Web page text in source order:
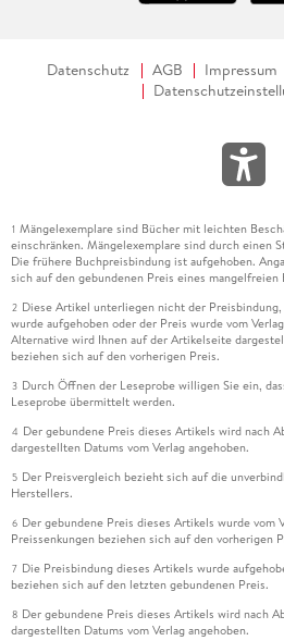
Datenschutz AGB Impressum
1 Mängelexemplare sind Bücher mit leichten
einschränken. Mängelexemplare sind durch einen
Die frühere Buchpreisbindung ist aufgehoben.
sich auf den gebundenen Preis eines mangelfreien
2 Diese Artikel unterliegen nicht der
wurde aufgehoben oder der Preis wurde vom
Alternative wird Ihnen auf der Artikelseite
beziehen sich auf den vorherigen Preis.
3 Durch Öffnen der Leseprobe willigen Sie ein,
Leseprobe übermittelt werden.
4 Der gebundene Preis dieses Artikels wird nach
dargestellten Datums vom Verlag angehoben.
5 Der Preisvergleich bezieht sich auf die
Herstellers.
6 Der gebundene Preis dieses Artikels wurde vom
Preissenkungen beziehen sich auf den vorherigen
7 Die Preisbindung dieses Artikels wurde
beziehen sich auf den letzten gebundenen Preis.
8 Der gebundene Preis dieses Artikels wird nach
dargestellten Datums vom Verlag angehoben.